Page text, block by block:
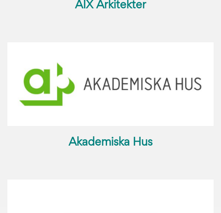
AIX Arkitekter
Akademiska Hus